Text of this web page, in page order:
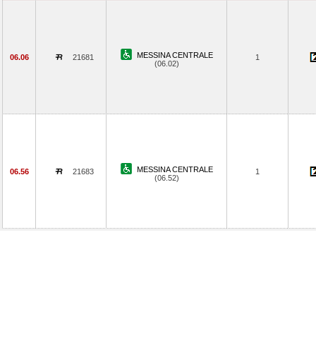
06.06 21681
MESSINA CENTRALE
(06.02)
1
06.56 21683
MESSINA CENTRALE
(06.52)
1